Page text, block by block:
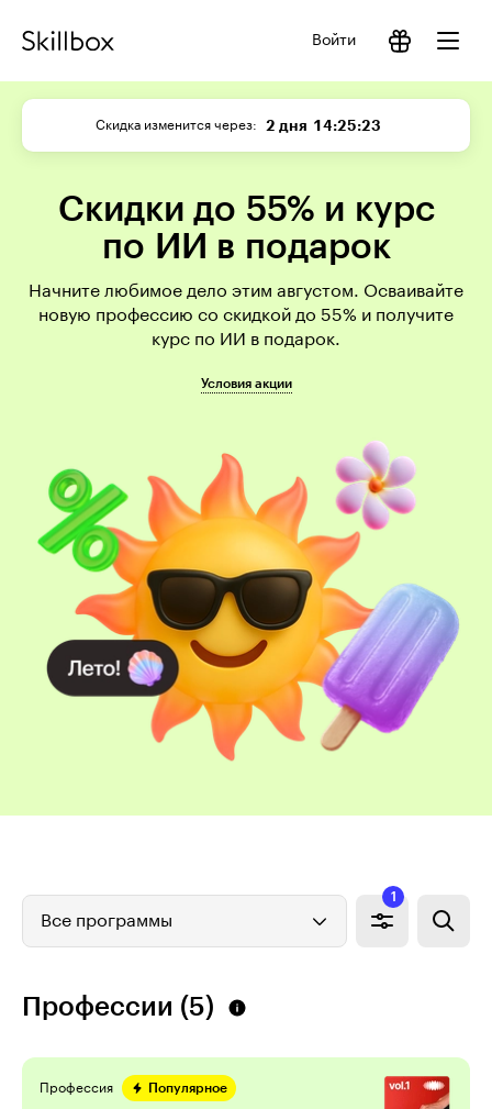
Войти
Скидка изменится через 2 дня 14:25:23
Скидки до 55% и курс
по ИИ в подарок
Начните любимое дело этим августом. Осваивайте
новую профессию со скидкой до 55% и получите
курс по ИИ в подарок.
Условия акции
Все программы
1
Профессии (5)
Профессия Популярное